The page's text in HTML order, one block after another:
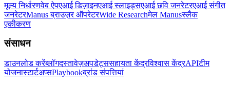
मूल्य निर्धारणवेब ऐपएआई डिज़ाइनएआई स्लाइड्सएआई छवि जनरेटरएआई संगीत
जनरेटरManus ब्राउज़र ऑपरेटरWide Researchमेल Manusस्लैक
एकीकरण
संसाधन
डाउनलोड करेंब्लॉगदस्तावेज़अपडेट्ससहायता केंद्रविश्वास केंद्रAPIटीम
योजनास्टार्टअप्सPlaybookब्रांड संपत्तियां